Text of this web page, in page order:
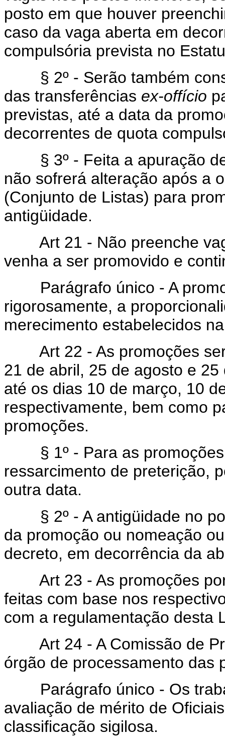
posto em que houver
caso da vaga aberta em
compulsória prevista no
§ 2º - Serão também
das transferências ex-offício
previstas, até a data da
decorrentes de quota
§ 3º - Feita a apuração de
não sofrerá alteração após a
(Conjunto de Listas) para
antigüidade.
Art 21 - Não preenche
venha a ser promovido e
Parágrafo único - A
rigorosamente, a
merecimento estabelecidos
Art 22 - As promoções
21 de abril, 25 de agosto e
até os dias 10 de março, 10
respectivamente, bem como
promoções.
§ 1º - Para as
ressarcimento de preterição,
outra data.
§ 2º - A antigüidade no
da promoção ou nomeação
decreto, em decorrência da
Art 23 - As promoções por
feitas com base nos
com a regulamentação desta
Art 24 - A Comissão de
órgão de processamento das
Parágrafo único - Os
avaliação de mérito de
classificação sigilosa.